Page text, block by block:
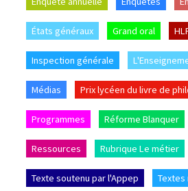
États généraux Grand oral
Inspection générale
Médias Prix lycéen du livre de
Programmes Réforme Blanquer
Ressources Rubrique Le métier
Texte soutenu par l'Appep